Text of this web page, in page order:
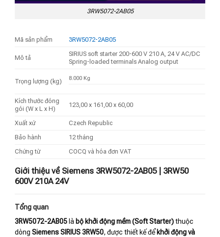
3RW5072-2AB05
Mã sản phẩm 3RW5072-2AB05
Mô tả
SIRIUS soft starter 200-600 V 210 A, 24 V AC/DC
Spring-loaded terminals Analog output
Trọng lượng (kg) 8.000 Kg
Kích thước đóng
gói (W x L x H)
123,00 x 161,00 x 60,00
Xuất xứ
Czech Republic
Bảo hành
12 tháng
Chứng từ
COCQ và hóa đơn VAT
Giới thiệu về Siemens 3RW5072-2AB05 | 3RW50
600V 210A 24V
Tổng quan
3RW5072-2AB05 là bộ khởi động mềm (Soft Starter)thuộc
dòng Siemens SIRIUS 3RW50, được thiết kế để khởi động và